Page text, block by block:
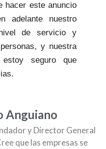
hacer este anuncio
adelante nuestro
de servicio y
y nuestra
seguro que
Anguiano
y Director General
que las empresas se